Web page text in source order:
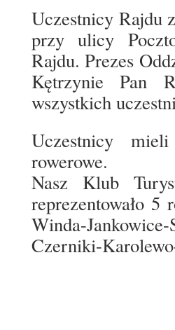
Uczestnicy Rajdu
przy ulicy
Rajdu. Prezes
Kętrzynie Pan
wszystkich
Uczestnicy
rowerowe.
Nasz Klub
reprezentowało 5
Winda-
Czerniki-